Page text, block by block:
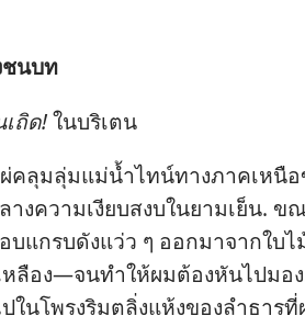
นบท
ถิด!ใน​บริเตน
ลุม​ลุ่ม​แม่น้ำ​ไทน์​ทาง​ภาค​เหนือ​
ง​ความ​เงียบ​สงบ​ใน​ยาม​เย็น.
บแกรบ​ดัง​แว่ว ๆ ออก​มา​จาก​ใ
ลือง—จน​ทำ​ให้​ผม​ต้อง​หัน​ไป​มอ
ใน​โพรง​ริม​ตลิ่ง​แห้ง​ของ​ลำธาร​